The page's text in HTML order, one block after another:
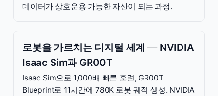
데이터가 상호운용 가능한 자산이 되는 과정.
로봇을 가르치는 디지털 세계 — NVIDIA
Isaac Sim과 GR00T
Isaac Sim으로 1,000배 빠른 훈련, GR00T
Blueprint로 11시간에 780K 로봇 궤적 생성. NVIDIA